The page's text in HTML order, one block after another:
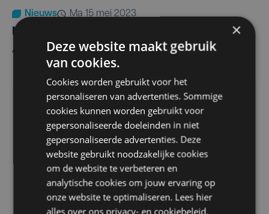
Nieuws ma 15 mei 2023
Nieuw stuk natuurdomein geopend in
Atlantikwall Raversyde
×
Deze website maakt gebruik
van cookies.
Cookies worden gebruikt voor het
personaliseren van advertenties. Sommige
cookies kunnen worden gebruikt voor
gepersonaliseerde doeleinden in niet
gepersonaliseerde advertenties. Deze
website gebruikt noodzakelijke cookies
om de website te verbeteren en
analytische cookies om jouw ervaring op
onze website te optimaliseren. Lees hier
alles over ons privacy- en cookiebeleid.